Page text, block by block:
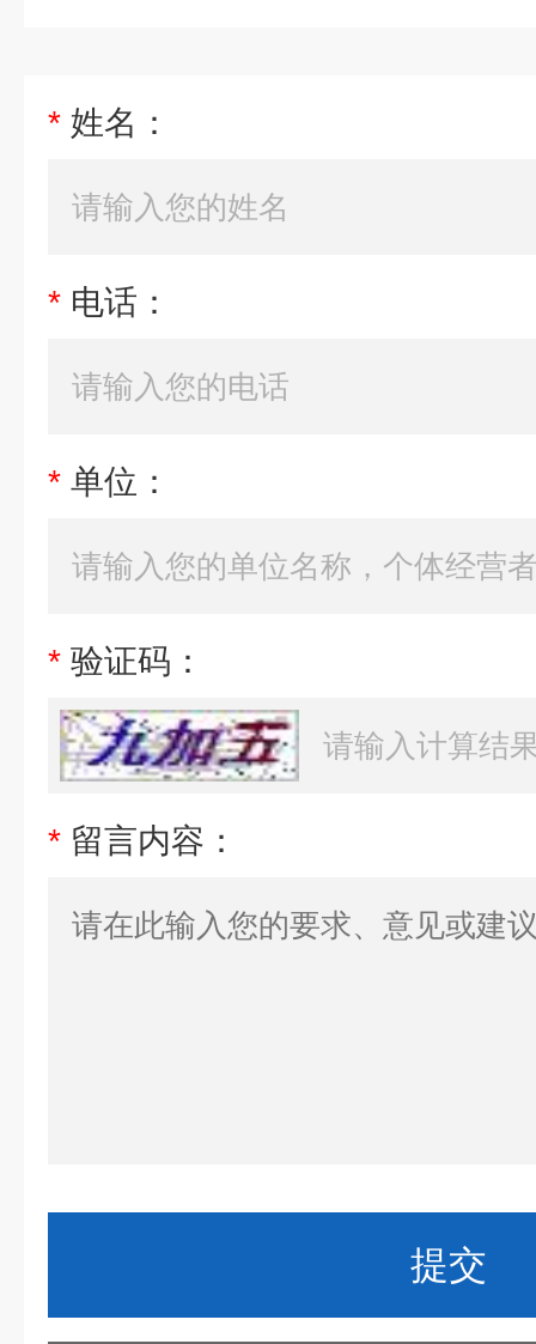
* 姓名：
* 电话：
* 单位：
* 验证码：
* 留言内容：